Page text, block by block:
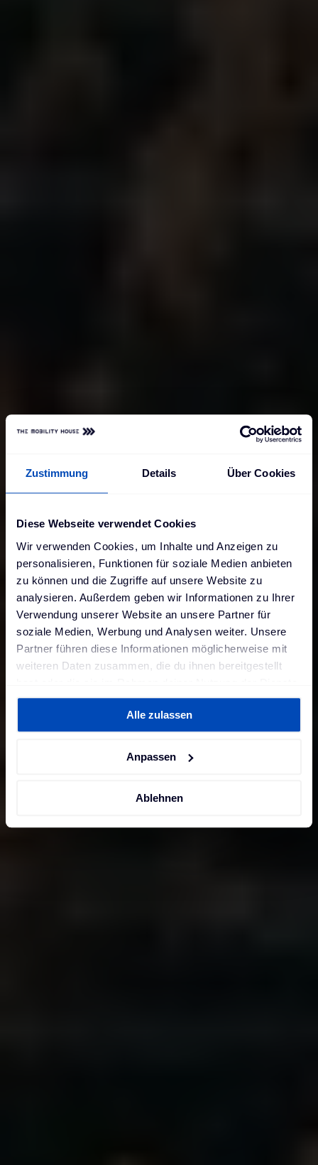
Zustimmung Details Über Cookies
Diese Webseite verwendet Cookies
Wir verwenden Cookies, um Inhalte und Anzeigen zu
personalisieren, Funktionen für soziale Medien anbieten
zu können und die Zugriffe auf unsere Website zu
analysieren. Außerdem geben wir Informationen zu Ihrer
Verwendung unserer Website an unsere Partner für
soziale Medien, Werbung und Analysen weiter. Unsere
Partner führen diese Informationen möglicherweise mit
weiteren Daten zusammen, die du ihnen bereitgestellt
gesammelt haben. Weitere Informationen findest du in
Datenschutzerklärungund unserem
Impressum.
Alle zulassen
Anpassen
Ablehnen